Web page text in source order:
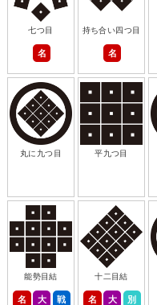
七つ目
名
持ち合い四つ目
名
丸に九つ目 平九つ目
能勢目結
名 大 戦
十二目結
名 大 別